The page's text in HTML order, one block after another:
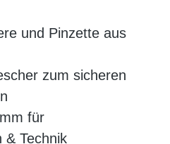
und Pinzette aus
zum sicheren
für
& Technik